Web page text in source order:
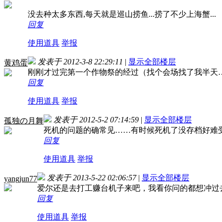
没去种太多东西,每天就是巡山捞鱼...捞了不少上海蟹...
回复
使用道具 举报
黄鸡蛋 发表于 2012-3-8 22:29:11 | 显示全部楼层
刚刚才过完第一个作物祭的经过（找个会场找了我半
回复
使用道具 举报
孤独の月舞 发表于 2012-5-2 07:14:59 | 显示全部楼层
死机的问题的确常见……有时候死机了没存档好
回复
使用道具 举报
yangjun77 发表于 2013-5-22 02:06:57 | 显示全部楼层
爱尔还是去打工赚台机子来吧，我看你问的都想冲过
回复
使用道具 举报